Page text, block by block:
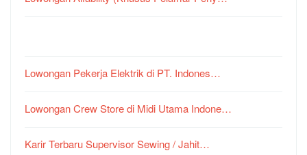
Lowongan Pekerja Elektrik di PT. Indones…
Lowongan Crew Store di Midi Utama Indone…
Karir Terbaru Supervisor Sewing / Jahit…